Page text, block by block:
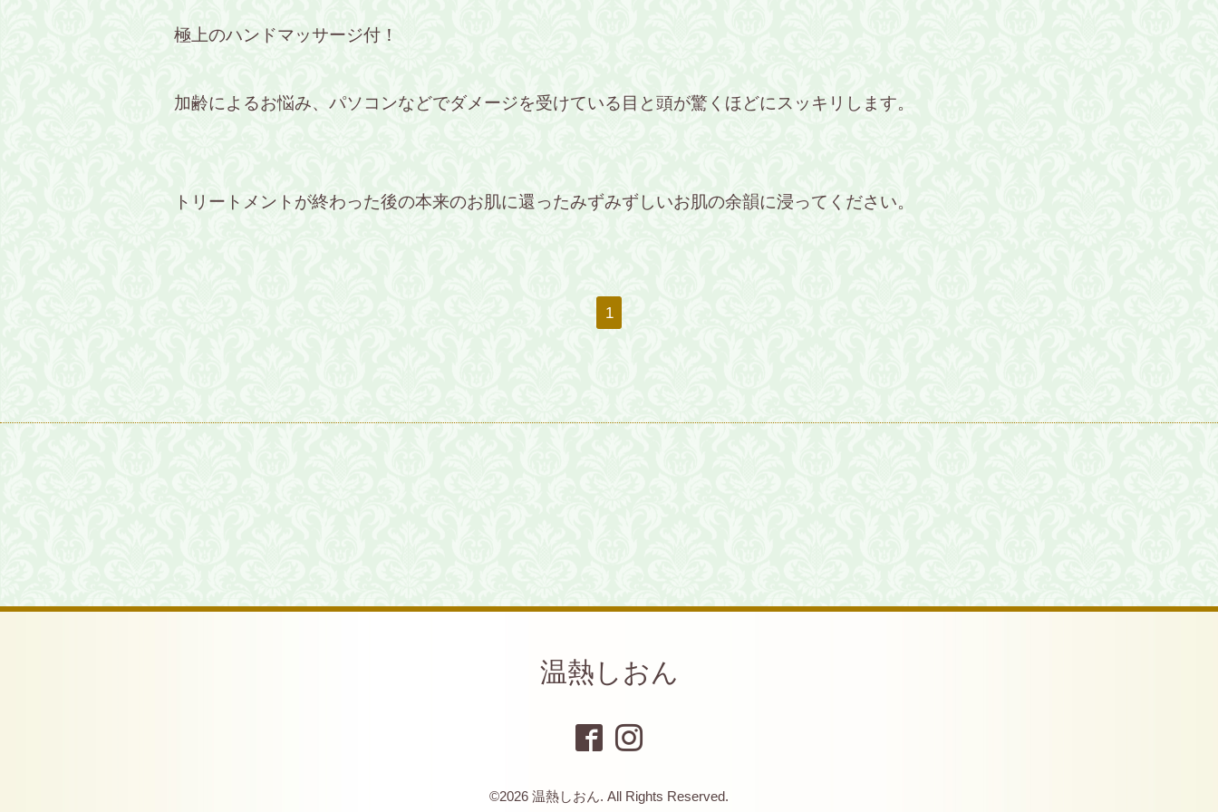
極上のハンドマッサージ付！
加齢によるお悩み、パソコンなどでダメージを受けている目と頭が驚くほどにスッキリします。
トリートメントが終わった後の本来のお肌に還ったみずみずしいお肌の余韻に浸ってください。
1
温熱しおん
©2026 温熱しおん. All Rights Reserved.